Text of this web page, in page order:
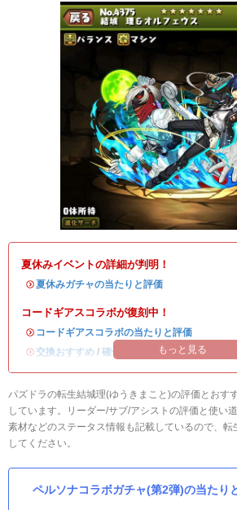
夏休みイベントの詳細が判明！
・夏休みガチャの当たりと評価
コードギアスコラボが復刻中！
・ コードギアスコラボの当たりと評価
・交換おすすめ / 確保数解説 もっと見る
パズドラの転生結城理(ゆうきまこと)の評価とおす
しています。リーダー/サブ/アシストの評価と使い
素材などのステータス情報も記載しているので、転
してください。
ペルソナコラボガチャ(第2弾)の当たり